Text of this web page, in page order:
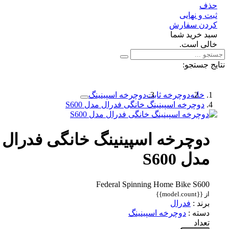
و نهایی
سفارش
خرید شما
است.
جستجو:
خانهدوچرخه ثابتدوچرخه اسپینینگ
دوچرخه اسپینینگ خانگی فدرال مدل S600
دوچرخه اسپینینگ خانگی فدرال
مدل S600
Federal Spinning Home Bike S600
فدرال
دسته :دوچرخه اسپینینگ